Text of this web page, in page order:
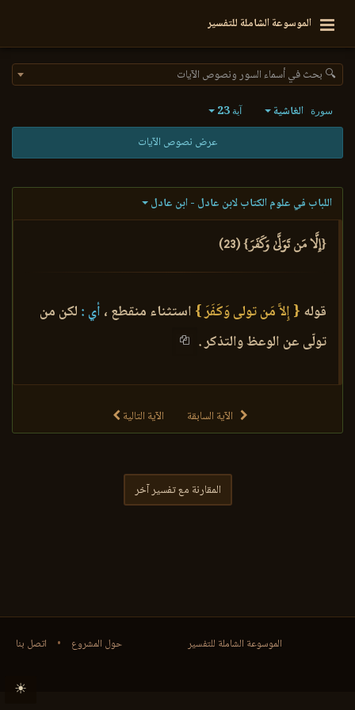
الموسوعة الشاملة للتفسير
🔍 بحث في أسماء السور ونصوص الآيات
سورة الغاشية آية 23
عرض نصوص الآيات
اللباب في علوم الكتاب لابن عادل - ابن عادل
{إِلَّا مَن تَوَلَّىٰ وَكَفَرَ} (23)
قوله { إِلاَّ مَن تولى وَكَفَرَ } استثناء منقطع ، أي : لكن من
تولّى عن الوعظ والتذكر .
الآية السابقة الآية التالية
المقارنة مع تفسير آخر
حول المشروع • اتصل بنا الموسوعة الشاملة للتفسير
☀